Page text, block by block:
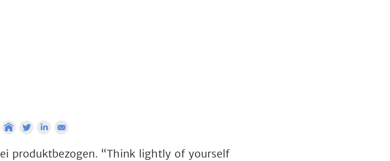
produktbezogen. “Think lightly of yourself